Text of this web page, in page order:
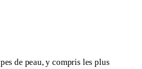
de peau, y compris les plus